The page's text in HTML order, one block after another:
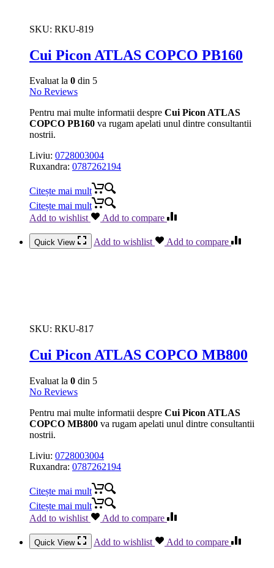
SKU: RKU-819
Cui Picon ATLAS COPCO PB160
Evaluat la 0 din 5
No Reviews
Pentru mai multe informatii despre Cui Picon ATLAS
COPCO PB160 va rugam apelati unul dintre consultantii
nostrii.
Liviu: 0728003004
Ruxandra: 0787262194
Citește mai mult
Citește mai mult
Add to wishlist
Add to compare
Quick View Add to wishlist Add to compare
SKU: RKU-817
Cui Picon ATLAS COPCO MB800
Evaluat la 0 din 5
No Reviews
Pentru mai multe informatii despre Cui Picon ATLAS
COPCO MB800 va rugam apelati unul dintre consultantii
nostrii.
Liviu: 0728003004
Ruxandra: 0787262194
Citește mai mult
Citește mai mult
Add to wishlist
Add to compare
Quick View Add to wishlist Add to compare